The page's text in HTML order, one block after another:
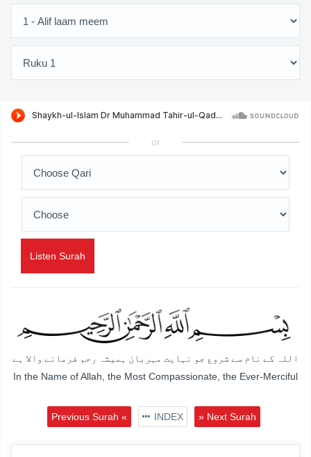
or
Listen Surah
اللہ کے نام سے شروع جو نہایت مہربان ہمیشہ رحم فرمانے والا ہے
In the Name of Allah, the Most Compassionate, the Ever-Merciful
Previous Surah « INDEX » Next Surah